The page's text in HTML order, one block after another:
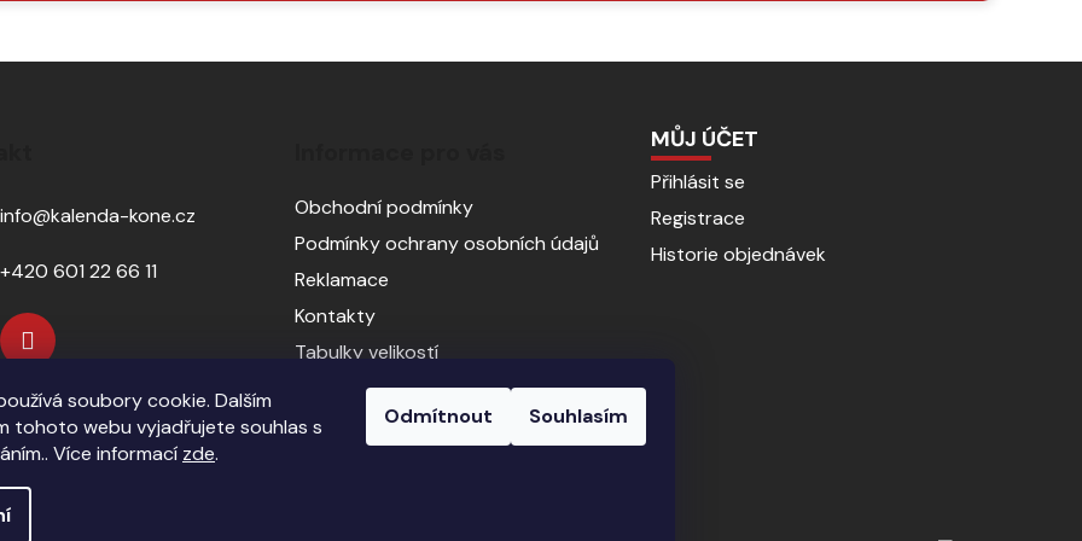
soubory cookie. Dalším
tohoto webu vyjadřujete souhlas s
Více informací zde.
Odmítnout Souhlasím
info@kalenda-kone.cz
+420 601 22 66 11
Obchodní podmínky
Podmínky ochrany osobních údajů
Reklamace
Kontakty
Tabulky velikostí
Sedlářský servis
Pasování sedel pro koně
MŮJ ÚČET
Přihlásit se
Registrace
Historie objednávek